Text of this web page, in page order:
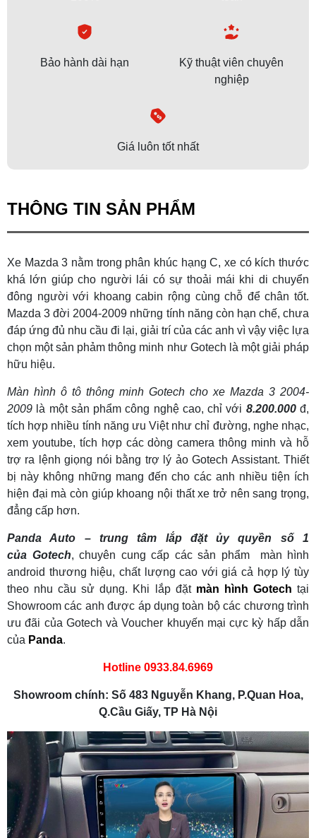
Bảo hành dài hạn
Kỹ thuật viên chuyên
nghiệp
Giá luôn tốt nhất
THÔNG TIN SẢN PHẨM
Xe Mazda 3 nằm trong phân khúc hạng C, xe có kích thước
khá lớn giúp cho người lái có sự thoải mái khi di chuyển
đông người với khoang cabin rộng cùng chỗ để chân tốt.
Mazda 3 đời 2004-2009 những tính năng còn hạn chế, chưa
đáp ứng đủ nhu cầu đi lại, giải trí của các anh vì vậy việc lựa
chọn một sản phảm thông minh như Gotech là một giải pháp
hữu hiệu.
Màn hình ô tô thông minh Gotech cho xe Mazda 3 2004-
2009 là một sản phẩm công nghệ cao, chỉ với 8.200.000đ,
tích hợp nhiều tính năng ưu Việt như chỉ đường, nghe nhạc,
xem youtube, tích hợp các dòng camera thông minh và hỗ
trợ ra lệnh giọng nói bằng trợ lý ảo Gotech Assistant. Thiết
bị này không những mang đến cho các anh nhiều tiện ích
hiện đại mà còn giúp khoang nội thất xe trở nên sang trọng,
đẳng cấp hơn.
Panda Auto – trung tâm lắp đặt ủy quyền số 1
của Gotech, chuyên cung cấp các sản phẩm màn hình
android thương hiệu, chất lượng cao với giá cả hợp lý tùy
theo nhu cầu sử dụng. Khi lắp đặt màn hình Gotech tại
Showroom các anh được áp dụng toàn bộ các chương trình
ưu đãi của Gotech và Voucher khuyến mại cực kỳ hấp dẫn
của Panda.
Hotline 0933.84.6969
Showroom chính: Số 483 Nguyễn Khang, P.Quan Hoa,
Q.Cầu Giấy, TP Hà Nội